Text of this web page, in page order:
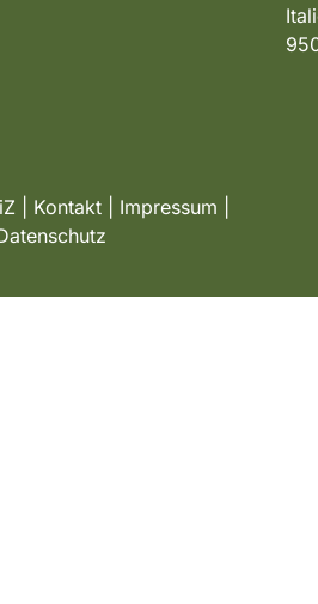
| Kontakt Impressum
gesperrten Inhalt.